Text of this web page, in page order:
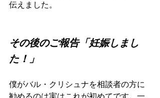
伝えました。
その後のご報告「妊娠しまし
た！」
僕がバル・クリシュナを相談者の方に